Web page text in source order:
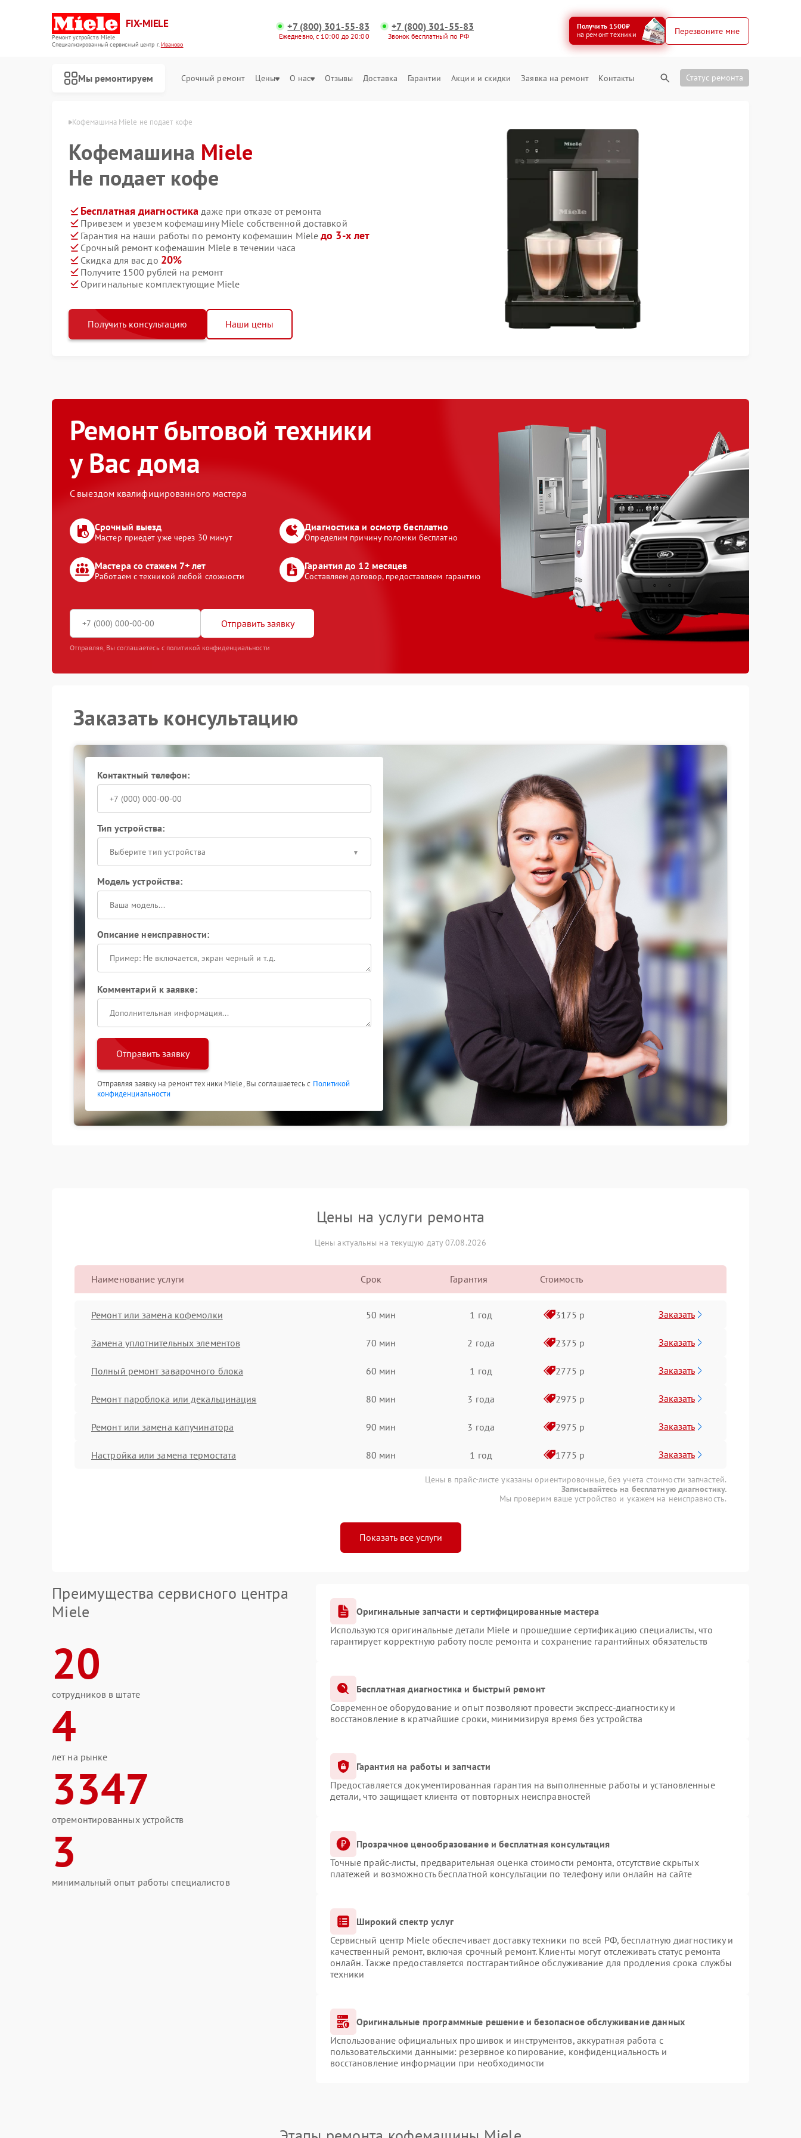
FIX-MIELE
Ремонт устройств Miele
Специализированный cервисный центр г.Иваново
+7 (800) 301-55-83
Ежедневно, с 10:00 до 20:00
+7 (800) 301-55-83
Звонок бесплатный по РФ
Получить 1500₽
на ремонт техники
Перезвоните мне
Мы ремонтируем Срочный ремонт Цены О нас Отзывы Доставка Гарантии Акции и скидки Заявка на ремонт Контакты Статус ремонта
Кофемашина Miele не подает кофе
Кофемашина Miele
Не подает кофе
Бесплатная диагностика даже при отказе от ремонта
Привезем и увезем кофемашину Miele собственной доставкой
Гарантия на наши работы по ремонту кофемашин Mieleдо 3-х лет
Срочный ремонт кофемашин Miele в течении часа
Скидка для вас до 20%
Получите 1500 рублей на ремонт
Оригинальные комплектующие Miele
Получить консультацию Наши цены
Ремонт бытовой техники
у Вас дома
С выездом квалифицированного мастера
Срочный выезд
Мастер приедет уже через 30 минут
Диагностика и осмотр бесплатно
Определим причину поломки бесплатно
Мастера со стажем 7+ лет
Работаем с техникой любой сложности
Гарантия до 12 месяцев
Составляем договор, предоставляем гарантию
Отправить заявку
Отправляя, Вы соглашаетесь с политикой конфиденциальности
Заказать консультацию
Контактный телефон:
Тип устройства:
Выберите тип устройства
Модель устройства:
Описание неисправности:
Комментарий к заявке:
Отправить заявку
Отправляя заявку на ремонт техники Miele, Вы соглашаетесь с Политикой
конфиденциальности
Цены на услуги ремонта
Цены актуальны на текущую дату 07.08.2026
Наименование услуги Срок Гарантия Стоимость
Ремонт или замена кофемолки 50 мин 1 год 3175 р Заказать
Замена уплотнительных элементов 70 мин 2 года 2375 р Заказать
Полный ремонт заварочного блока 60 мин 1 год 2775 р Заказать
Ремонт пароблока или декальцинация 80 мин 3 года 2975 р Заказать
Ремонт или замена капучинатора 90 мин 3 года 2975 р Заказать
Настройка или замена термостата 80 мин 1 год 1775 р Заказать
Цены в прайс-листе указаны ориентировочные, без учета стоимости запчастей.
Записывайтесь на бесплатную диагностику.
Мы проверим ваше устройство и укажем на неисправность.
Показать все услуги
Преимущества сервисного центра
Miele
20
сотрудников в штате
4
лет на рынке
3347
отремонтированных устройств
3
минимальный опыт работы специалистов
Оригинальные запчасти и сертифицированные мастера
Используются оригинальные детали Miele и прошедшие сертификацию специалисты, что
гарантирует корректную работу после ремонта и сохранение гарантийных обязательств
Бесплатная диагностика и быстрый ремонт
Современное оборудование и опыт позволяют провести экспресс-диагностику и
восстановление в кратчайшие сроки, минимизируя время без устройства
Гарантия на работы и запчасти
Предоставляется документированная гарантия на выполненные работы и установленные
детали, что защищает клиента от повторных неисправностей
Прозрачное ценообразование и бесплатная консультация
Точные прайс-листы, предварительная оценка стоимости ремонта, отсутствие скрытых
платежей и возможность бесплатной консультации по телефону или онлайн на сайте
Широкий спектр услуг
Сервисный центр Miele обеспечивает доставку техники по всей РФ, бесплатную диагностику и
качественный ремонт, включая срочный ремонт. Клиенты могут отслеживать статус ремонта
онлайн. Также предоставляется постгарантийное обслуживание для продления срока службы
техники
Оригинальные программные решение и безопасное обслуживание данных
Использование официальных прошивок и инструментов, аккуратная работа с
пользовательскими данными: резервное копирование, конфиденциальность и
восстановление информации при необходимости